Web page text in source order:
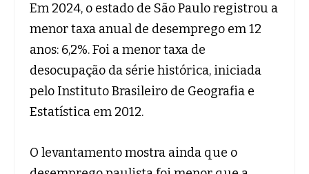
Em 2024, o estado de São Paulo registrou a
menor taxa anual de desemprego em 12
anos: 6,2%. Foi a menor taxa de
desocupação da série histórica, iniciada
pelo Instituto Brasileiro de Geografia e
Estatística em 2012.
O levantamento mostra ainda que o